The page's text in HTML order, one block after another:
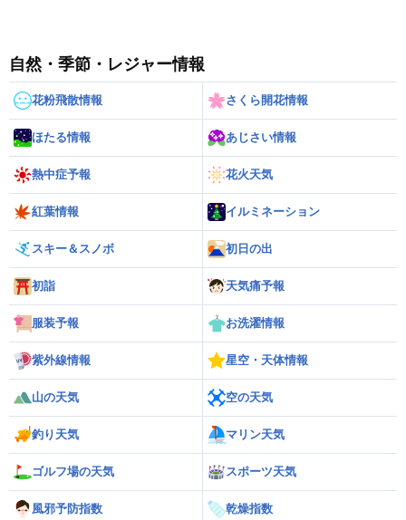
自然・季節・レジャー情報
花粉飛散情報 さくら開花情報
ほたる情報 あじさい情報
熱中症予報 花火天気
紅葉情報 イルミネーション
スキー＆スノボ 初日の出
初詣 天気痛予報
服装予報 お洗濯情報
紫外線情報 星空・天体情報
山の天気 空の天気
釣り天気 マリン天気
ゴルフ場の天気 スポーツ天気
風邪予防指数 乾燥指数